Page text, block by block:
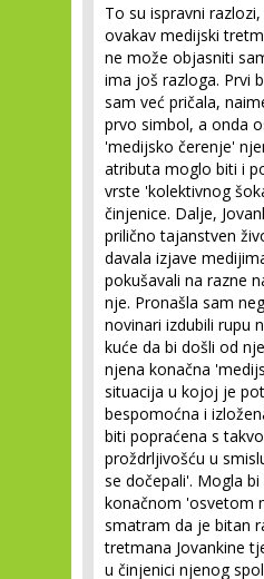
To su ispravni
ovakav medijski
ne može objasniti
ima još razloga. Prvi
sam već pričala,
prvo simbol, a onda
'medijsko čerenje'
atributa moglo biti i
vrste 'kolektivnog
činjenice. Dalje,
prilično tajanstven
davala izjave
pokušavali na razne
nje. Pronašla sam
novinari izdubili rupu
kuće da bi došli od
njena konačna
situacija u kojoj je
bespomoćna i
biti popraćena s
proždrljivošću u
se dočepali'. Mogla
konačnom 'osvetom
smatram da je bitan
tretmana Jovankine
u činjenici njenog